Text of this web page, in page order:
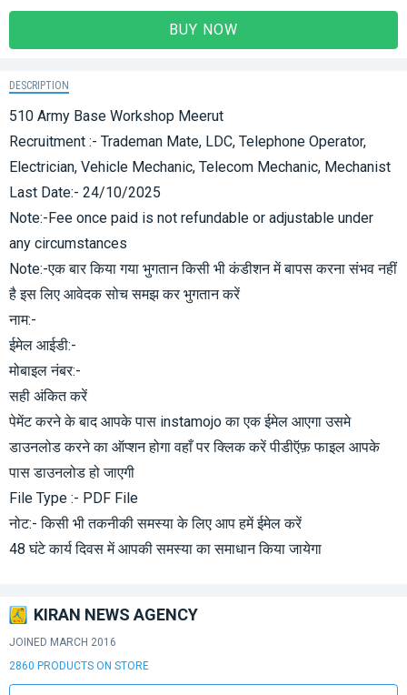
BUY NOW
DESCRIPTION
510 Army Base Workshop Meerut
Recruitment :- Trademan Mate, LDC, Telephone Operator,
Electrician, Vehicle Mechanic, Telecom Mechanic, Mechanist
Last Date:- 24/10/2025
Note:-Fee once paid is not refundable or adjustable under
any circumstances
Note:-एक बार किया गया भुगतान किसी भी कंडीशन में बापस करना संभव नहीं
है इस लिए आवेदक सोच समझ कर भुगतान करें
नाम:-
ईमेल आईडी:-
मोबाइल नंबर:-
सही अंकित करें
पेमेंट करने के बाद आपके पास instamojo का एक ईमेल आएगा उसमे
डाउनलोड करने का ऑप्शन होगा वहाँ पर क्लिक करें पीडीऍफ़ फाइल आपके
पास डाउनलोड हो जाएगी
File Type :- PDF File
नोट:- किसी भी तकनीकी समस्या के लिए आप हमें ईमेल करें
48 घंटे कार्य दिवस में आपकी समस्या का समाधान किया जायेगा
KIRAN NEWS AGENCY
JOINED MARCH 2016
2860 PRODUCTS ON STORE